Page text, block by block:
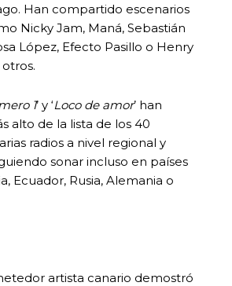
Han compartido escenarios
Nicky Jam, Maná, Sebastián
López, Efecto Pasillo o Henry
1’ y ‘Loco de amor’ han
alto de la lista de los 40
radios a nivel regional y
sonar incluso en países
Ecuador, Rusia, Alemania o
artista canario demostró